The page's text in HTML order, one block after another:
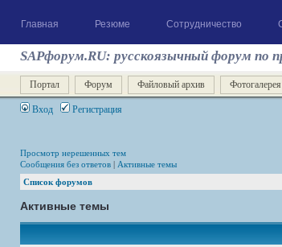
Главная Резюме Сотрудничество
SAPфорум.RU: русскоязычный форум по
Портал Форум Файловый архив Фотогалерея
Вход Регистрация
Просмотр нерешенных тем
Сообщения без ответов | Активные темы
Список форумов
Активные темы